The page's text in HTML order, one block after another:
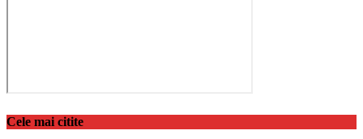
Cele mai citite